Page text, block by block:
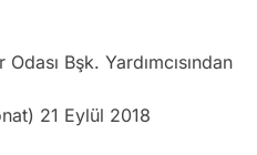
Bşk. Yardımcısından
21 Eylül 2018